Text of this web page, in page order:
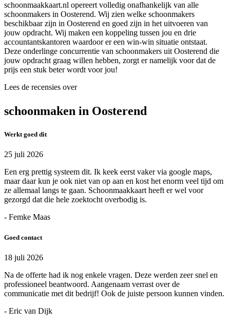
schoonmaakkaart.nl opereert volledig onafhankelijk van alle
schoonmakers in Oosterend. Wij zien welke schoonmakers
beschikbaar zijn in Oosterend en goed zijn in het uitvoeren van
jouw opdracht. Wij maken een koppeling tussen jou en drie
accountantskantoren waardoor er een win-win situatie ontstaat.
Deze onderlinge concurrentie van schoonmakers uit Oosterend die
jouw opdracht graag willen hebben, zorgt er namelijk voor dat de
prijs een stuk beter wordt voor jou!
Lees de recensies over
schoonmaken in Oosterend
Werkt goed dit
25 juli 2026
Een erg prettig systeem dit. Ik keek eerst vaker via google maps,
maar daar kun je ook niet van op aan en kost het enorm veel tijd om
ze allemaal langs te gaan. Schoonmaakkaart heeft er wel voor
gezorgd dat die hele zoektocht overbodig is.
- Femke Maas
Goed contact
18 juli 2026
Na de offerte had ik nog enkele vragen. Deze werden zeer snel en
professioneel beantwoord. Aangenaam verrast over de
communicatie met dit bedrijf! Ook de juiste persoon kunnen vinden.
- Eric van Dijk